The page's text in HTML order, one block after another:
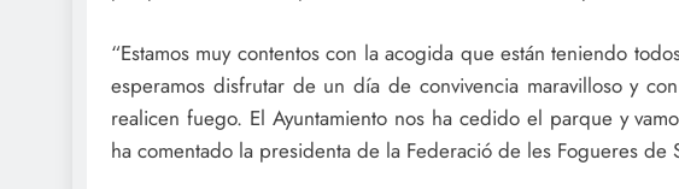
“Estamos muy contentos con la acogida que están teniendo
esperamos disfrutar de un día de convivencia maravilloso y
realicen fuego. El Ayuntamiento nos ha cedido el parque y
ha comentado la presidenta de la Federació de les Fogueres de